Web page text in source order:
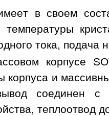
в своем
тока, подача
корпусе
корпуса и
соединен
теплоотвод